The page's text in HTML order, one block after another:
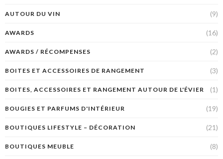
AUTOUR DU VIN (9)
AWARDS (16)
AWARDS / RÉCOMPENSES (2)
BOITES ET ACCESSOIRES DE RANGEMENT (3)
BOITES, ACCESSOIRES ET RANGEMENT AUTOUR DE L'ÉVIER (1)
BOUGIES ET PARFUMS D'INTÉRIEUR (19)
BOUTIQUES LIFESTYLE – DÉCORATION (21)
BOUTIQUES MEUBLE (8)